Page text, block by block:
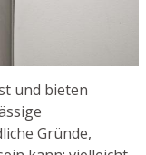
und bieten
Gründe,